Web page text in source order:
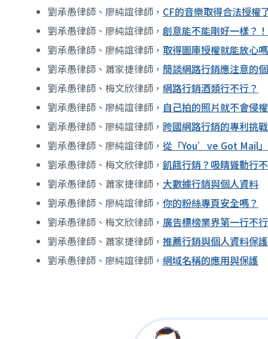
劉承愚律師、廖純誼律師， CF的音樂取得合法授權
劉承愚律師、廖純誼律師， 創意能不能剛好一樣？！
劉承愚律師、廖純誼律師， 取得圖庫授權就能放心
劉承愚律師、蕭家捷律師， 簡談網路行銷應注意的
劉承愚律師、梅文欣律師， 網路行銷酒類行不行？
劉承愚律師、廖純誼律師， 自己拍的照片就不會侵
劉承愚律師、廖純誼律師， 跨國網路行銷的專利挑戰
劉承愚律師、廖純誼律師， 從「You’ve Got Mail
劉承愚律師、梅文欣律師， 飢餓行銷？吸睛聳動行
劉承愚律師、蕭家捷律師， 大數據行銷與個人資料
劉承愚律師、廖純誼律師， 你的粉絲專頁安全嗎？
劉承愚律師、梅文欣律師， 廣告標榜業界第一行不
劉承愚律師、蕭家捷律師， 推薦行銷與個人資料保護
劉承愚律師、廖純誼律師， 網域名稱的應用與保護